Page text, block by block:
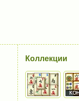
Коллекции